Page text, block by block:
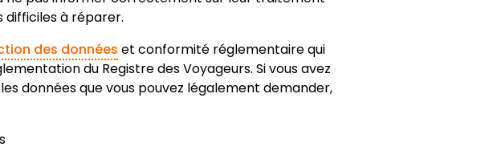
à réparer.
des données et conformité réglementaire qui
du Registre des Voyageurs. Si vous avez
données que vous pouvez légalement demander,